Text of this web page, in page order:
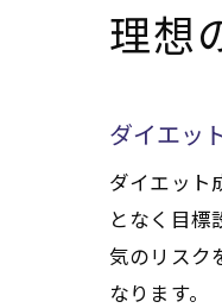
理想
ダイエッ
ダイエット
となく目標
気のリスク
なります。